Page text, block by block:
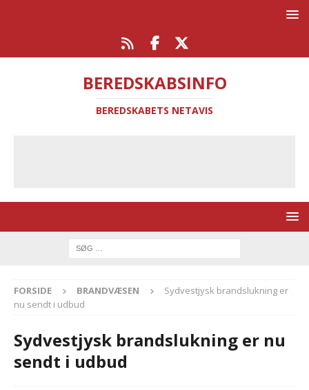
BEREDSKABSINFO
BEREDSKABETS NETAVIS
FORSIDE BRANDVÆSEN
Sydvestjysk brandslukning er
nu sendt i udbud
Sydvestjysk brandslukning er nu
sendt i udbud